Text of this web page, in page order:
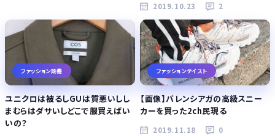
2019.10.23 2
ファッション談義
ユニクロは被るしGUは質悪いしし
まむらはダサいしどこで服買えばい
いの？
ファッションテイスト
【画像】バレンシアガの高級スニー
カーを買った2ch民現る
2019.11.18 0